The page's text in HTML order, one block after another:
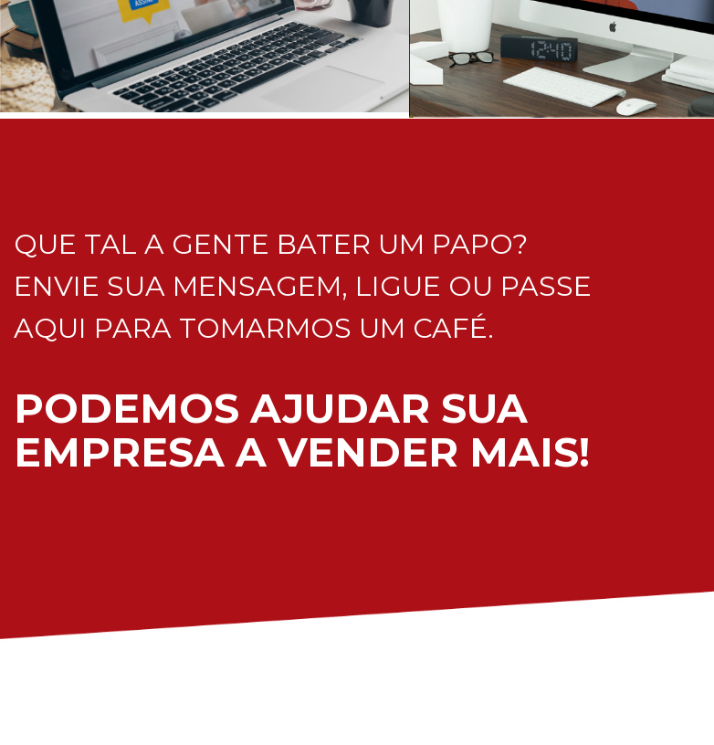
QUE TAL A GENTE BATER UM PAPO?
ENVIE SUA MENSAGEM, LIGUE OU PASSE
AQUI PARA TOMARMOS UM CAFÉ.
PODEMOS AJUDAR SUA
EMPRESA A VENDER MAIS!